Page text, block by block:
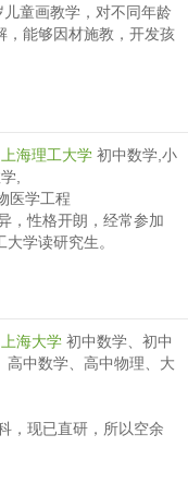
童画教学，对不同年龄
，能够因材施教，开发孩
上海理工大学 初中数学,小
,
医学工程
，性格开朗，经常参加
学读研究生。
上海大学 初中数学、初中
高中数学、高中物理、大
，现已直研，所以空余